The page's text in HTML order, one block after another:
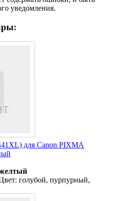
уведомления.
для Canon PIXMA
голубой, пурпурный,